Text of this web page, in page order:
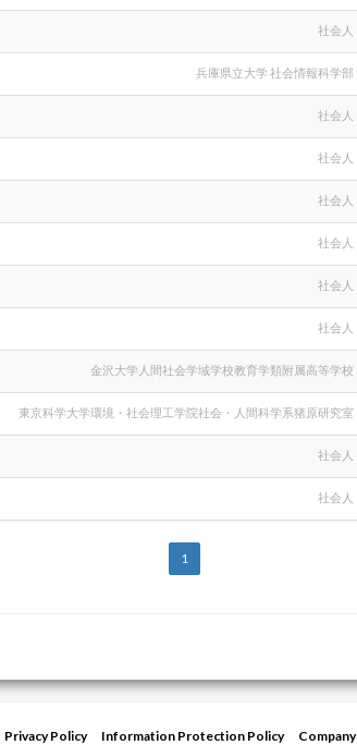
社会人
兵庫県立大学 社会情報科学部
社会人
社会人
社会人
社会人
社会人
社会人
金沢大学人間社会学域学校教育学類附属高等学校
東京科学大学環境・社会理工学院社会・人間科学系猪原研究室
社会人
社会人
1
Privacy Policy Information Protection Policy Company